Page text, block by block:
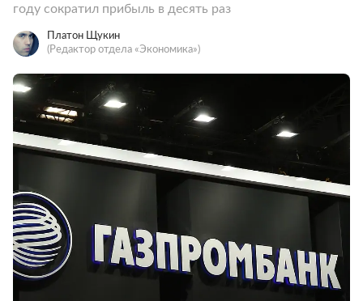
году сократил прибыль в десять раз
Платон Щукин
(Редактор отдела «Экономика»)